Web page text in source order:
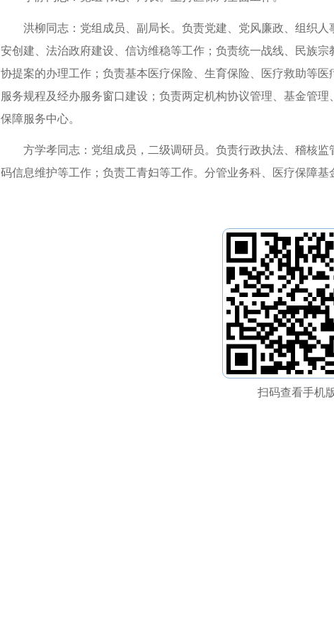
洪柳同志：党组成员、副局长。负责党建、党风廉政、组织
安创建、法治政府建设、信访维稳等工作；负责统一战线、民族
协提案的办理工作；负责基本医疗保险、生育保险、医疗救助等
服务规程及经办服务窗口建设；负责两定机构协议管理、基金管
保障服务中心。
方学孝同志：党组成员，二级调研员。负责行政执法、稽核
码信息维护等工作；负责工青妇等工作。分管业务科、医疗保障基
扫码查看手机